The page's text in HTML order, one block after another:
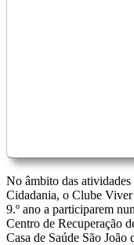
No âmbito das
Cidadania, o Clube Viver
9.º ano a participarem
Centro de Recuperação
Casa de Saúde São João